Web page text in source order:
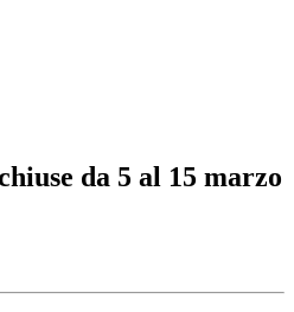
da 5 al 15 marzo